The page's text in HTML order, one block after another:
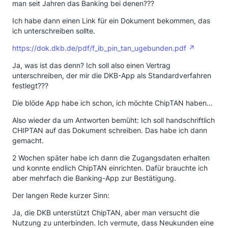
man seit Jahren das Banking bei denen???
Ich habe dann einen Link für ein Dokument bekommen, das
ich unterschreiben sollte.
https://dok.dkb.de/pdf/f_ib_pin_tan_ugebunden.pdf
Ja, was ist das denn? Ich soll also einen Vertrag
unterschreiben, der mir die DKB-App als Standardverfahren
festlegt???
Die blöde App habe ich schon, ich möchte ChipTAN haben...
Also wieder da um Antworten bemüht: Ich soll handschriftlich
CHIPTAN auf das Dokument schreiben. Das habe ich dann
gemacht.
2 Wochen später habe ich dann die Zugangsdaten erhalten
und konnte endlich ChipTAN einrichten. Dafür brauchte ich
aber mehrfach die Banking-App zur Bestätigung.
Der langen Rede kurzer Sinn:
Ja, die DKB unterstützt ChipTAN, aber man versucht die
Nutzung zu unterbinden. Ich vermute, dass Neukunden eine